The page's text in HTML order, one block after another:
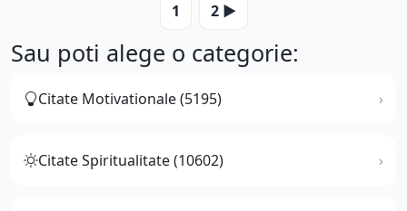
1 2 ▶️
Sau poti alege o categorie:
Citate Motivationale (5195)
Citate Spiritualitate (10602)